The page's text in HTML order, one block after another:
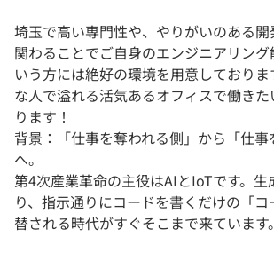
埼玉で高い専門性や、やりがいのある
関わることでご自身のエンジニアリン
いう方には絶好の環境を用意しておりま
な人で溢れる活気あるオフィスで働き
ります！
背景：「仕事を奪われる側」から「仕事
へ。
第4次産業革命の主役はAIとIoTです。生
り、指示通りにコードを書くだけの「
替される時代がすぐそこまで来ています。